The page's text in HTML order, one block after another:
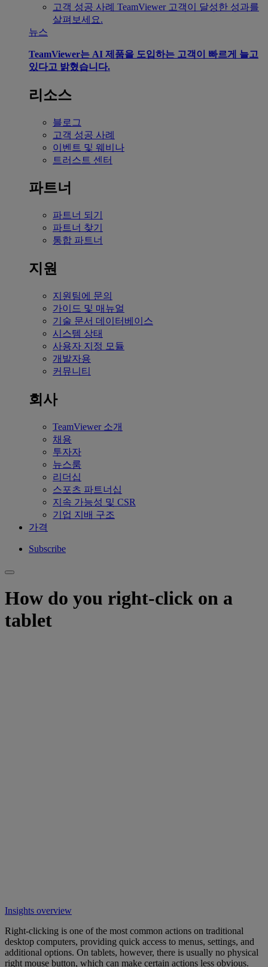
고객 성공 사례 TeamViewer 고객이 달성한 성과를
살펴보세요.
뉴스
TeamViewer는 AI 제품을 도입하는 고객이 빠르게 늘고
있다고 밝혔습니다.
리소스
블로그
고객 성공 사례
이벤트 및 웨비나
트러스트 센터
파트너
파트너 되기
파트너 찾기
통합 파트너
지원
지원팀에 문의
가이드 및 매뉴얼
기술 문서 데이터베이스
시스템 상태
사용자 지정 모듈
개발자용
커뮤니티
회사
TeamViewer 소개
채용
투자자
뉴스룸
리더십
스포츠 파트너십
지속 가능성 및 CSR
기업 지배 구조
가격
Subscribe
How do you right-click on a
tablet
Insights overview
Right-clicking is one of the most common actions on traditional
desktop computers, providing quick access to menus, settings, and
additional options. On tablets, however, there is usually no physical
right mouse button, which can make certain actions less obvious.